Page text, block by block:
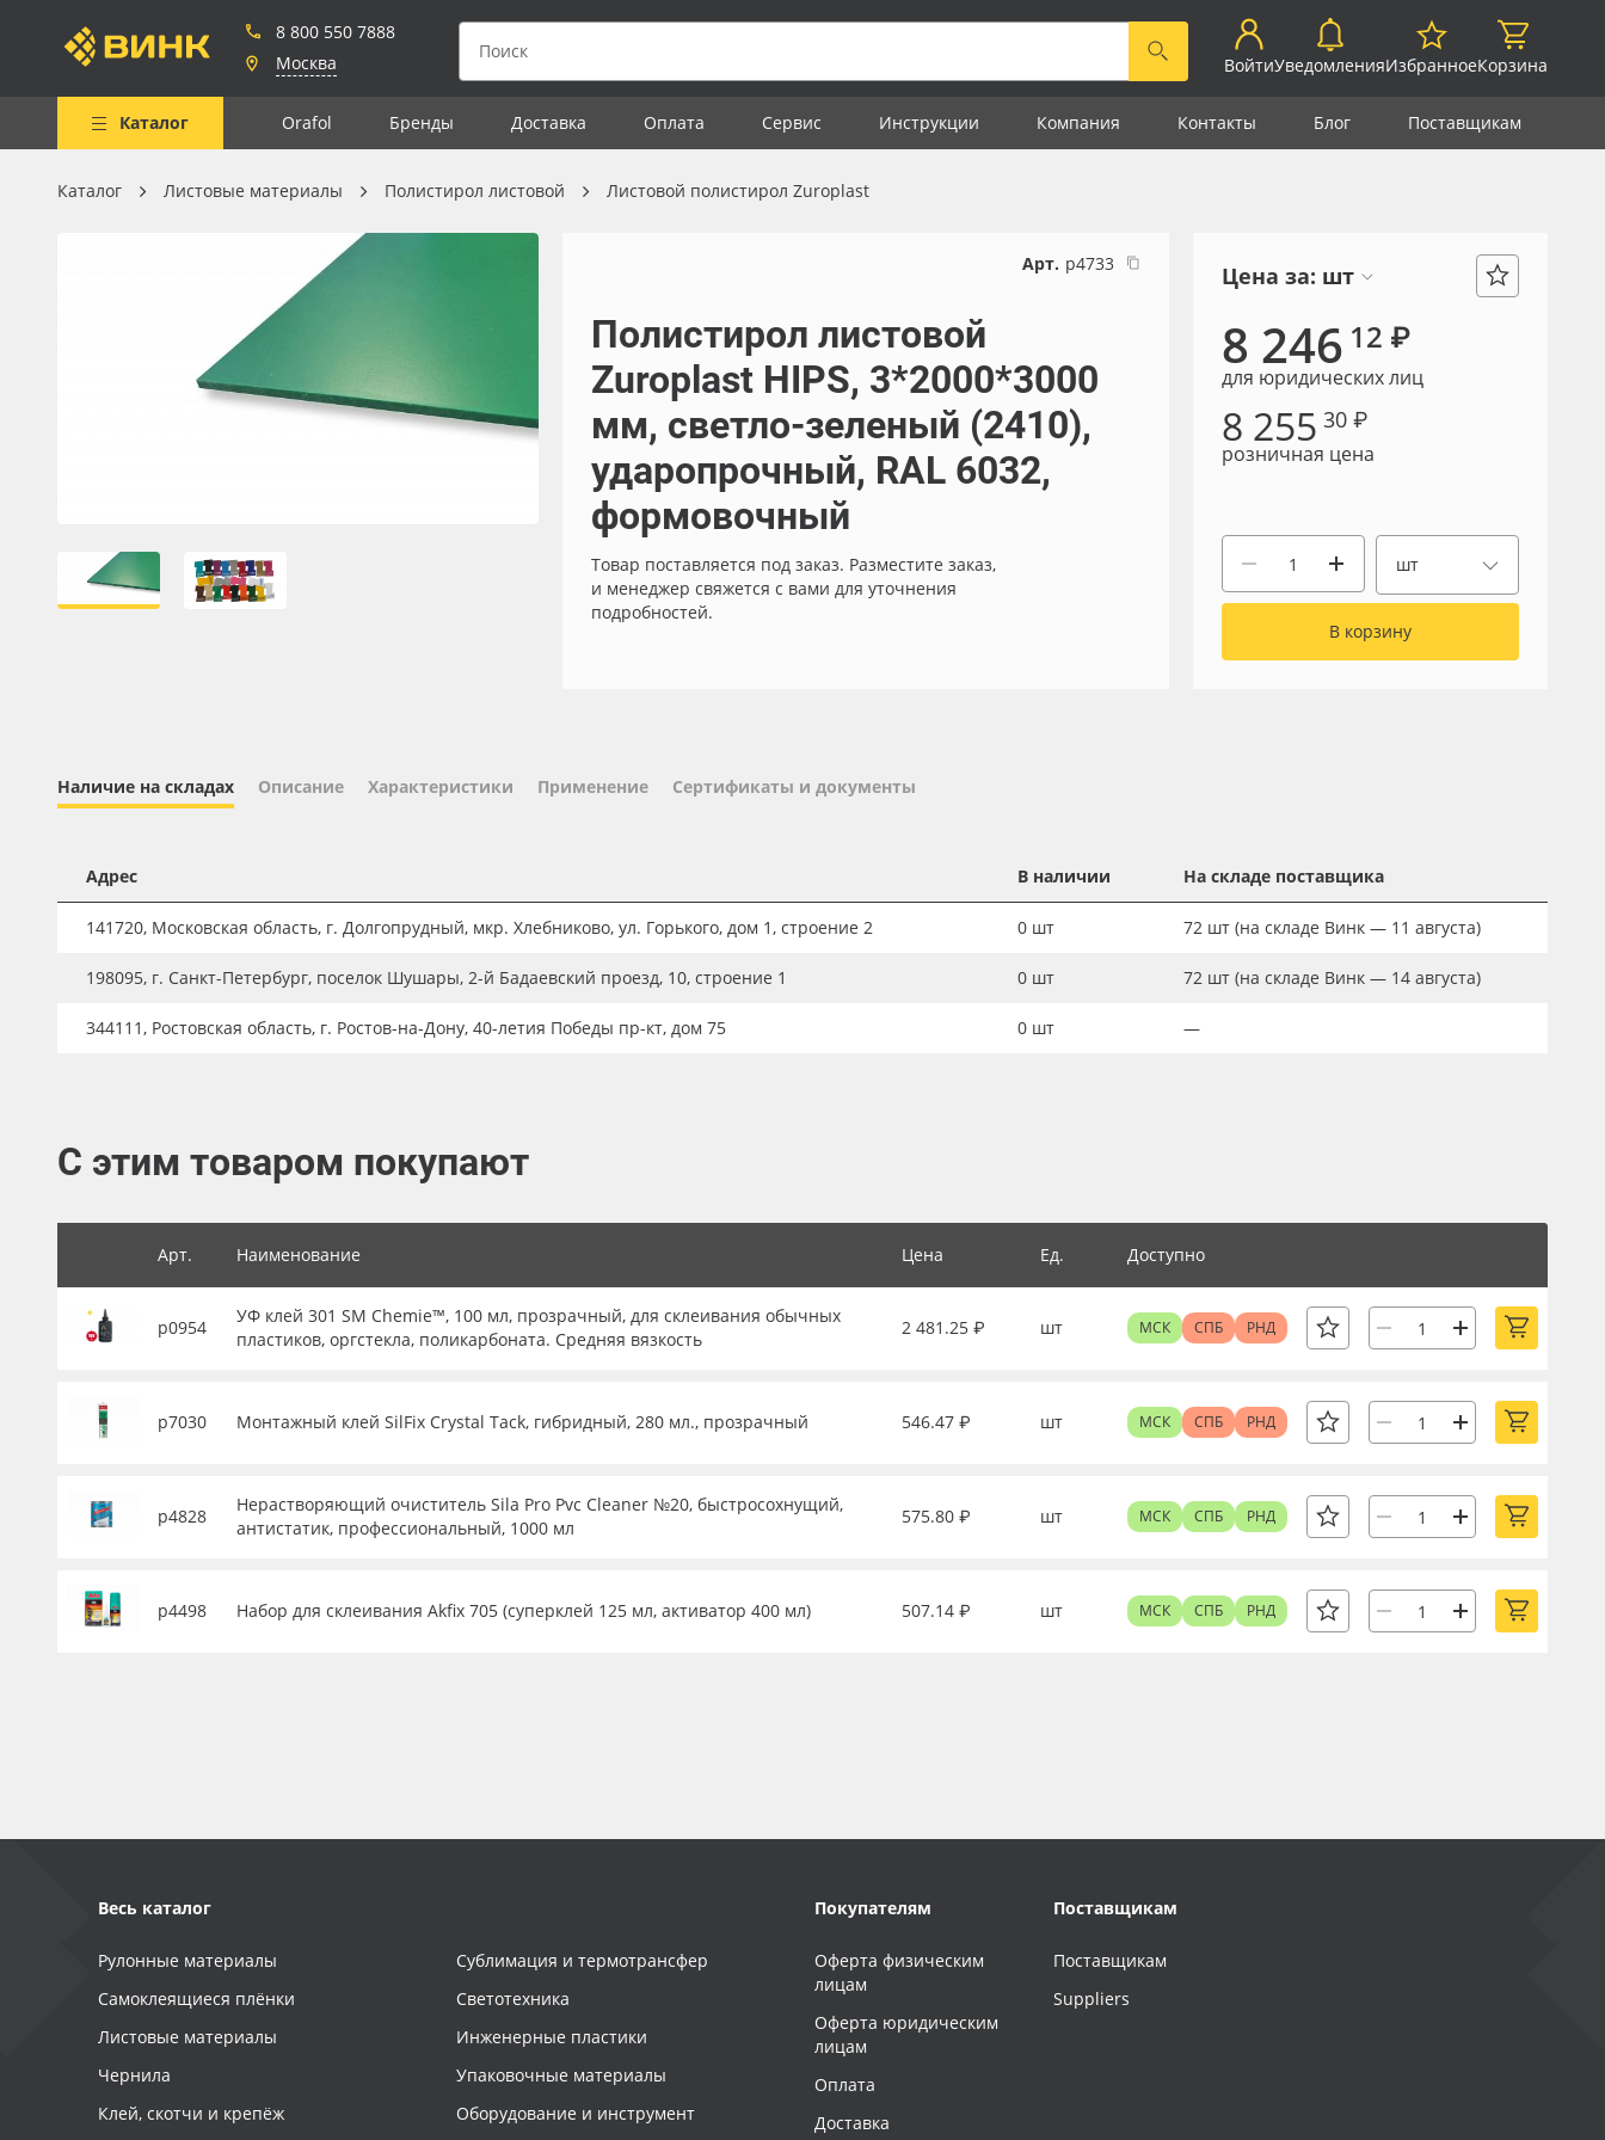
8 800 550 7888
Москва
ВойтиУведомленияИзбранноеКорзина
Каталог Orafol Бренды Доставка Оплата Сервис Инструкции Компания Контакты Блог Поставщикам
Весь каталог
Самоклеящиеся плёнки
Листовые материалы
Сублимация и термотрансфер
Новинки ассортимента
Orajet 3640
Плёнка монтажная Oratape
ПЭТ листовой
Каталог Листовые материалы Полистирол листовой Листовой полистирол Zuroplast
Арт. р4733
Полистирол листовой
Zuroplast HIPS, 3*2000*3000
мм, светло-зеленый (2410),
ударопрочный, RAL 6032,
формовочный
Товар поставляется под заказ. Разместите заказ,
и менеджер свяжется с вами для уточнения
подробностей.
Цена за: шт
8 246 12 ₽
для юридических лиц
8 255 30 ₽
розничная цена
шт
В корзину
Наличие на складах Описание Характеристики Применение Сертификаты и документы
Адрес В наличии На складе поставщика
141720, Московская область, г. Долгопрудный, мкр. Хлебниково, ул. Горького, дом 1, строение 2 0 шт 72 шт (на складе Винк — 11 августа)
198095, г. Санкт-Петербург, поселок Шушары, 2-й Бадаевский проезд, 10, строение 1 0 шт 72 шт (на складе Винк — 14 августа)
344111, Ростовская область, г. Ростов-на-Дону, 40-летия Победы пр-кт, дом 75 0 шт —
С этим товаром покупают
Арт. Наименование Цена Ед. Доступно
р0954
УФ клей 301 SM Chemie™, 100 мл, прозрачный, для склеивания обычных
пластиков, оргстекла, поликарбоната. Средняя вязкость
2 481.25 ₽ шт МСК СПБ РНД
р7030 Монтажный клей SilFix Crystal Tack, гибридный, 280 мл., прозрачный 546.47 ₽ шт МСК СПБ РНД
р4828
Нерастворяющий очиститель Sila Pro Pvc Cleaner №20, быстросохнущий,
антистатик, профессиональный, 1000 мл
575.80 ₽ шт МСК СПБ РНД
р4498 Набор для склеивания Akfix 705 (суперклей 125 мл, активатор 400 мл) 507.14 ₽ шт МСК СПБ РНД
Весь каталог
Рулонные материалы
Самоклеящиеся плёнки
Листовые материалы
Чернила
Клей, скотчи и крепёж
Сублимация и термотрансфер
Светотехника
Инженерные пластики
Упаковочные материалы
Оборудование и инструмент
Покупателям
Оферта физическим
лицам
Оферта юридическим
лицам
Оплата
Доставка
Поставщикам
Поставщикам
Suppliers